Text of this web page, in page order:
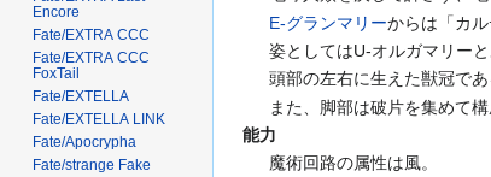
E-グランマリーからは「カ
姿としてはU-オルガマリー
頭部の左右に生えた獣冠で
また、脚部は破片を集めて
能力
魔術回路の属性は風。
Encore
Fate/EXTRA CCC
Fate/EXTRA CCC
FoxTail
Fate/EXTELLA
Fate/EXTELLA LINK
Fate/Apocrypha
Fate/strange Fake